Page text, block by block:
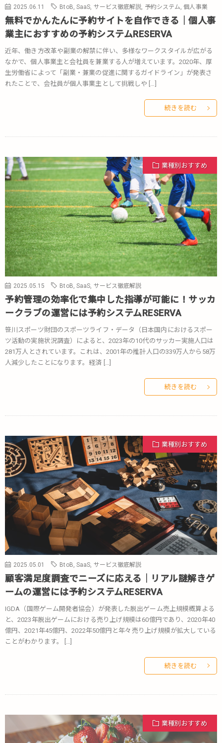
2025.06.11 BtoB, SaaS, サービス徹底解説, 予約システム,個人事業
無料でかんたんに予約サイトを自作できる｜個人事
業主におすすめの予約システムRESERVA
近年、働き方改革や副業の解禁に伴い、多様なワークスタイルが広がる
なかで、個人事業主と会社員を兼業する人が増えています。2020年、厚
生労働省によって「副業・兼業の促進に関するガイドライン」が発表さ
れたことで、会社員が個人事業主として挑戦しや […]
続きを読む
業種別おすすめ
2025.05.15 BtoB, SaaS, サービス徹底解説
予約管理の効率化で集中した指導が可能に！サッカ
ークラブの運営には予約システムRESERVA
笹川スポーツ財団のスポーツライフ・データ（日本国内におけるスポー
ツ活動の実施状況調査）によると、2023年の10代のサッカー実施人口は
281万人とされています。これは、2001年の推計人口の339万人から58万
人減少したことになります。経済 […]
続きを読む
業種別おすすめ
2025.05.01 BtoB SaaS サービス徹底解説
顧客満足度調査でニーズに応える｜リアル謎解きゲ
ームの運営には予約システムRESERVA
IGDA（国際ゲーム開発者協会）が発表した脱出ゲーム売上規模概算よる
と、2023年脱出ゲームにおける売り上げ規模は60億円であり、2020年40
億円、2021年45億円、2022年50億円と年々売り上げ規模が拡大している
ことがわかります。 […]
続きを読む
業種別おすすめ